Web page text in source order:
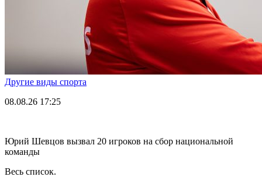
Другие виды спорта
08.08.26 17:25
Юрий Шевцов вызвал 20 игроков на сбор национальной
команды
Весь список.